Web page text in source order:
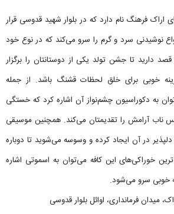
اراک فرهنگ نام دارد که در بلوار شهید قدوسی قرار
نوشیدنی سرد و گرم را سرو می‌کند که در نوع خود
دارید تا جشن تولد یکی از دوستانتان را برگزار
خوبی برای خلق لحظات قشنگ باشد. از جمله
به دکوراسیون چشم‌نواز آن اشاره کرد که خستگی
ناب آرامش را تقدیمتان می‌کند. همچنین موسیقی
در آن ایجاد کرده و وسوسه می‌شوید تا دوباره
خوراکی‌های این کافه می‌توان به اسموتی اشاره
خوبی سرو می‌شود.
میدان فرمانداری، اوائل بلوار قدوسی